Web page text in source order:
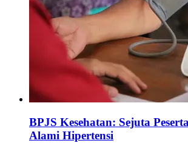
BPJS Kesehatan: Sejuta
Alami Hipertensi